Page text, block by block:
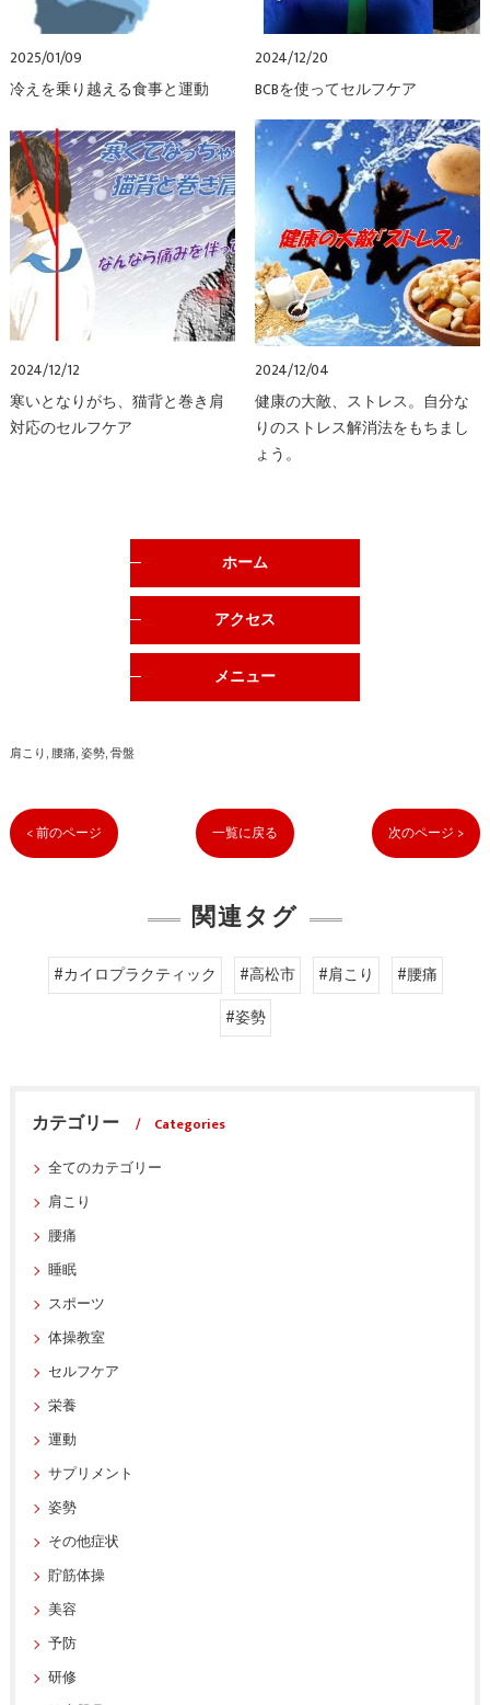
2025/01/09
冷えを乗り越える食事と運動
2024/12/20
BCBを使ってセルフケア
2024/12/12
寒いとなりがち、猫背と巻き肩
対応のセルフケア
2024/12/04
健康の大敵、ストレス。自分な
りのストレス解消法をもちまし
ょう。
ホーム
アクセス
メニュー
肩こり 腰痛 姿勢 骨盤
< 前のページ 一覧に戻る 次のページ >
関連タグ
#カイロプラクティック #高松市 #肩こり
#腰痛
#姿勢
カテゴリー
Categories
全てのカテゴリー
肩こり
腰痛
睡眠
スポーツ
体操教室
セルフケア
栄養
運動
サプリメント
姿勢
その他症状
貯筋体操
美容
予防
研修